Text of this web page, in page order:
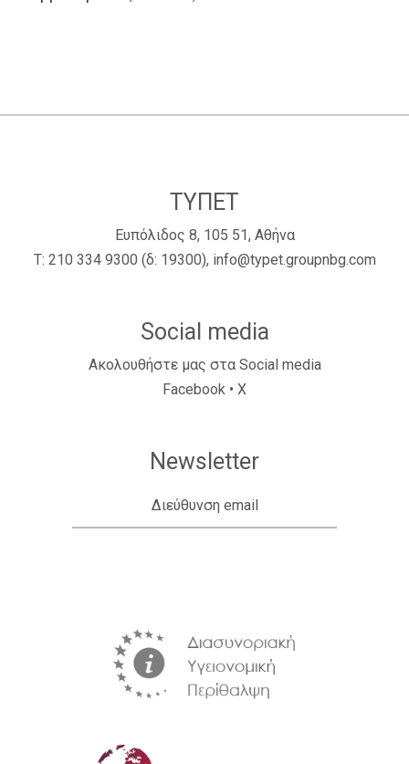
ΤΥΠΕΤ
Ευπόλιδος 8, 105 51, Αθήνα
Τ: 210 334 9300 (δ: 19300), info@typet.groupnbg.com
Social media
Ακολουθήστε μας στα Social media
Facebook • X
Newsletter
Διεύθυνση email